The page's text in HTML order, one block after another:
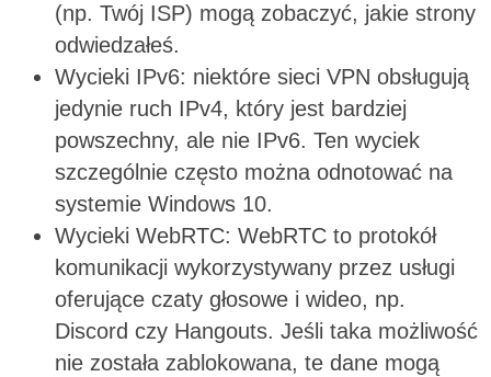
(np. Twój ISP) mogą zobaczyć, jakie strony
odwiedzałeś.
Wycieki IPv6: niektóre sieci VPN obsługują
jedynie ruch IPv4, który jest bardziej
powszechny, ale nie IPv6. Ten wyciek
szczególnie często można odnotować na
systemie Windows 10.
Wycieki WebRTC: WebRTC to protokół
komunikacji wykorzystywany przez usługi
oferujące czaty głosowe i wideo, np.
Discord czy Hangouts. Jeśli taka możliwość
nie została zablokowana, te dane mogą